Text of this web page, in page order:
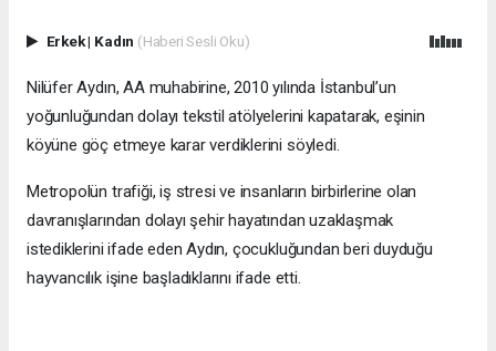
Erkek| Kadın (Haberi Sesli Oku)
Nilüfer Aydın, AA muhabirine, 2010 yılında İstanbul’un
yoğunluğundan dolayı tekstil atölyelerini kapatarak, eşinin
köyüne göç etmeye karar verdiklerini söyledi.
Metropolün trafiği, iş stresi ve insanların birbirlerine olan
davranışlarından dolayı şehir hayatından uzaklaşmak
istediklerini ifade eden Aydın, çocukluğundan beri duyduğu
hayvancılık işine başladıklarını ifade etti.